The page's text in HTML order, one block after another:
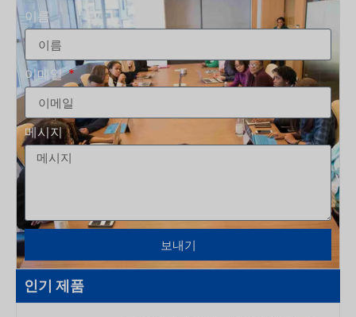
이름
이메일
메시지
보내기
인기 제품